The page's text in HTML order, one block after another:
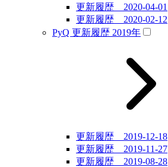
更新履歴 2020-04-01
更新履歴 2020-02-12
PyQ 更新履歴 2019年
更新履歴 2019-12-18
更新履歴 2019-11-27
更新履歴 2019-08-28